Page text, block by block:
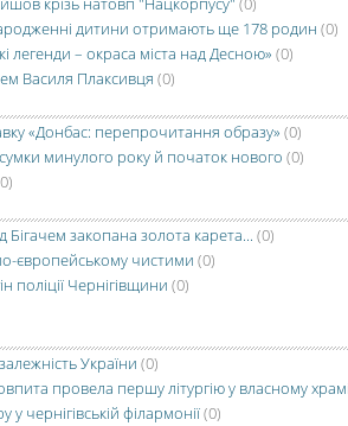
дитини отримають ще 178 родин (0)
легенди – окраса міста над Десною» (0)
Василя Плаксивця (0)
«Донбас: перепрочитання образу» (0)
минулого року й початок нового (0)
закопана золота карета... (0)
європейському чистими (0)
поліції Чернігівщини (0)
України (0)
провела першу літургію у власному храмі
чернігівській філармонії(0)